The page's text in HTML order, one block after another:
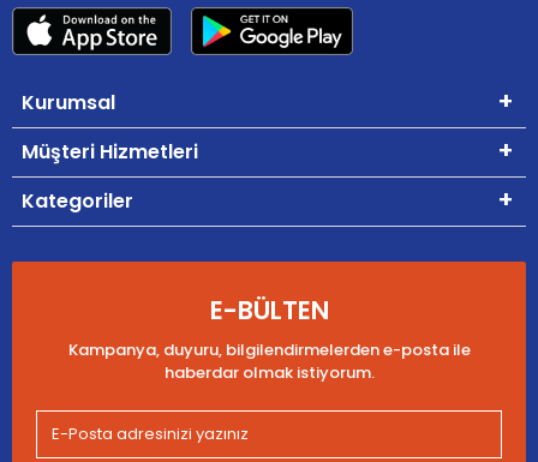
Kurumsal
Müşteri Hizmetleri
Kategoriler
E-BÜLTEN
Kampanya, duyuru, bilgilendirmelerden e-posta ile
haberdar olmak istiyorum.